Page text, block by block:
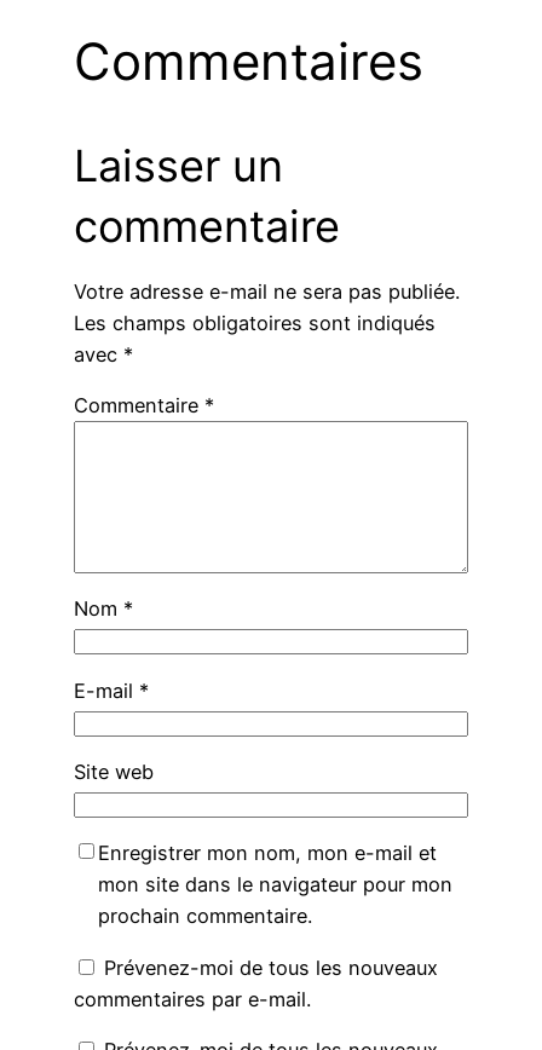
Commentaires
Laisser un
commentaire
Votre adresse e-mail ne sera pas publiée.
Les champs obligatoires sont indiqués
avec *
Commentaire *
Nom *
E-mail *
Site web
Enregistrer mon nom, mon e-mail et
mon site dans le navigateur pour mon
prochain commentaire.
Prévenez-moi de tous les nouveaux
commentaires par e-mail.